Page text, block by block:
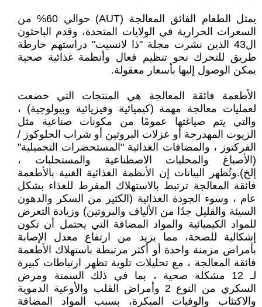
يمثل الطعام الفائق المعالجة (AUT) حوالي 60% من
السعرات الحرارية في الولايات المتحدة، وقدم الباحثون
ال43 الذين نشرت مجلة "ذا لانسيت" دراستهم خارطة
طريق للتحرك نحو تنظيم فعال وأنظمة غذائية صحية
يمكن الوصول إليها بأسعار معقولة.
الأطعمة فائقة المعالجة هي المنتجات التي خضعت
لعمليات معالجة مهمة (كيميائية وفيزيائية وبيولوجية) ،
والتي يتم صياغتها عمومًا من مكونات صناعية مثل
الزيوت المهدرجة أو عزلات البروتين أو شراب الجلوكوز /
الفركتوز ، والمضافات الغذائية "المستحضرات التجميلية"
(الأصباغ والمحليات الاصطناعية والمستحلبات ،
إلخ).وتُظهر البيانات إن الأنظمة الغذائية الغنية بالأطعمة
فائقة المعالجة ترتبط بالاستهلاك المفرط للغذاء بشكل
عام ، وسوء الجودة الغذائية (الكثير من السكر والدهون
السيئة والقليل جدًا من الألياف والبروتين) وزيادة التعرض
للمواد الكيميائية والمواد المضافة التي يحتمل أن تكون
إشكالية للصحة، مما يزيد من ارتفاع معدل الإصابة
بأمراض مزمنة واحدة أو أكثر مرتبطة باستهلاك الأطعمة
فائقة المعالجة ، مع تحليلات تلوية تظهر ارتباطات كبيرة
لـ 12 مشكلة صحية ، بما في ذلك السمنة ومرض
السكري من النوع 2 وأمراض القلب والأوعية الدموية
والاكتئاب والوفيات المبكرة، بسبب المواد المضافة